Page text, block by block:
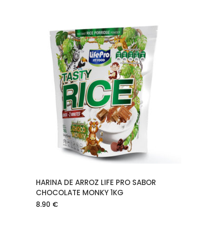
AÑADIR AL CARRITO
HARINA DE ARROZ LIFE PRO SABOR
CHOCOLATE MONKY 1KG
8.90 €